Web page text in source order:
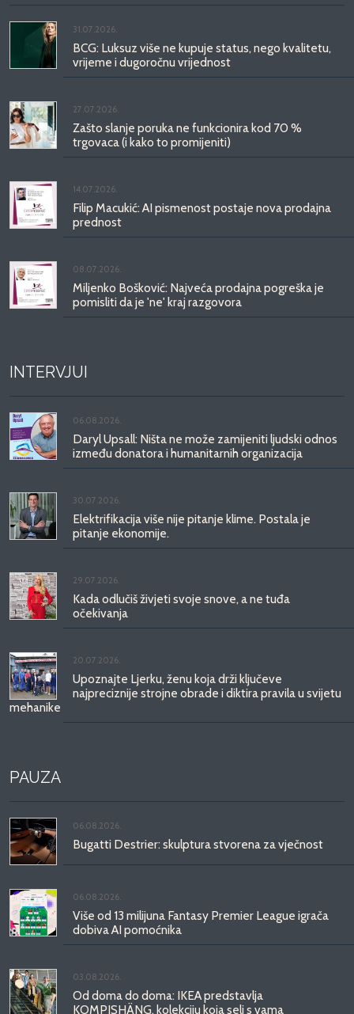
31.07.2026.
BCG: Luksuz više ne kupuje status, nego kvalitetu,
vrijeme i dugoročnu vrijednost
27.07.2026.
Zašto slanje poruka ne funkcionira kod 70 %
trgovaca (i kako to promijeniti)
14.07.2026.
Filip Macukić: AI pismenost postaje nova prodajna
prednost
08.07.2026.
Miljenko Bošković: Najveća prodajna pogreška je
pomisliti da je 'ne' kraj razgovora
INTERVJUI
06.08.2026.
Daryl Upsall: Ništa ne može zamijeniti ljudski odnos
između donatora i humanitarnih organizacija
30.07.2026.
Elektrifikacija više nije pitanje klime. Postala je
pitanje ekonomije.
29.07.2026.
Kada odlučiš živjeti svoje snove, a ne tuđa
očekivanja
20.07.2026.
Upoznajte Ljerku, ženu koja drži ključeve
najpreciznije strojne obrade i diktira pravila u svijetu
mehanike
PAUZA
06.08.2026.
Bugatti Destrier: skulptura stvorena za vječnost
06.08.2026.
Više od 13 milijuna Fantasy Premier League igrača
dobiva AI pomoćnika
03.08.2026.
Od doma do doma: IKEA predstavlja
KOMPISHÄNG, kolekciju koja seli s vama